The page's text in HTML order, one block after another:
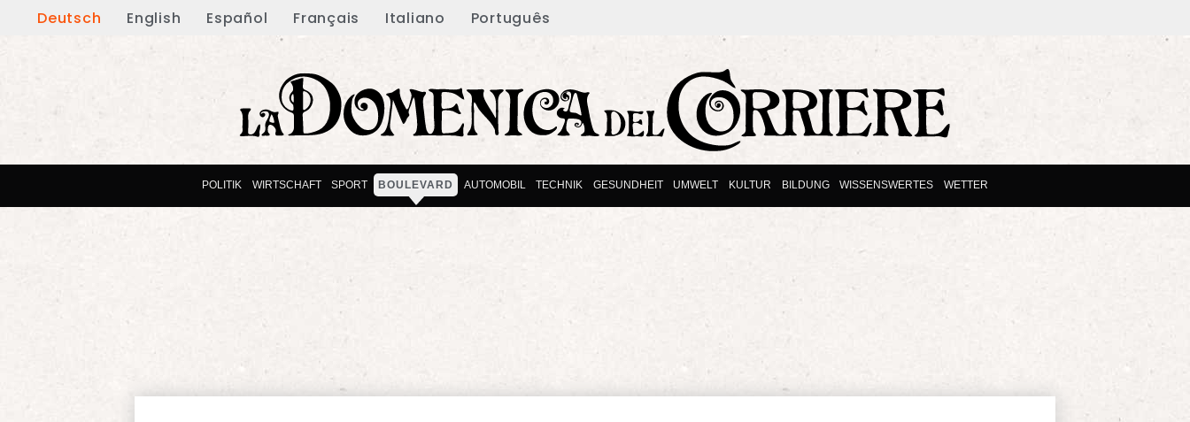
Deutsch English Español Français Italiano Português
POLITIK WIRTSCHAFT SPORT BOULEVARD AUTOMOBIL TECHNIK GESUNDHEIT UMWELT KULTUR BILDUNG WISSENSWERTES WETTER